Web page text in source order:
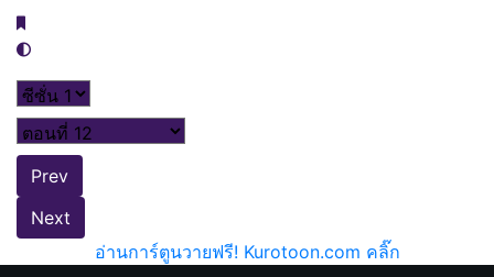
Prev
Next
อ่านการ์ตูนวายฟรี! Kurotoon.com คลิ๊ก